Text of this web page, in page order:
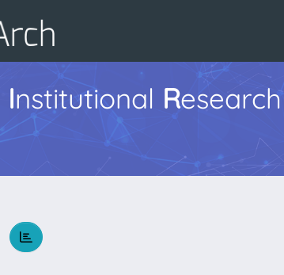
Institutional Research